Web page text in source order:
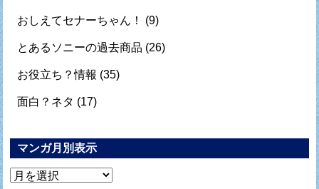
おしえてセナーちゃん！ (9)
とあるソニーの過去商品 (26)
お役立ち？情報 (35)
面白？ネタ (17)
マンガ月別表示
マ